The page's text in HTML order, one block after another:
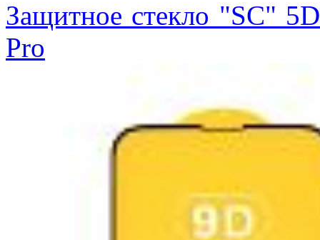
Защитное стекло "SC"
Pro